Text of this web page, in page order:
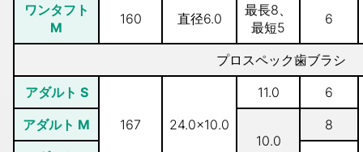
ワンタフト
M
160 直径6.0
最長8、
最短5
6
プロスペック歯ブラシ
アダルト S
167
24.0×10.0
11.0
6
アダルト M
10.0
8